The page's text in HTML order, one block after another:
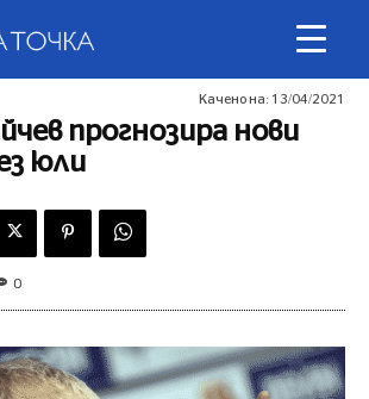
Качено на: 13/04/2021
прогнозира нови
юли
0